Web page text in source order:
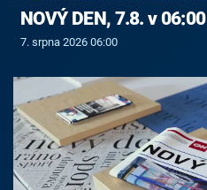
NOVÝ DEN, 7.8. v 06:00
7. srpna 2026 06:00